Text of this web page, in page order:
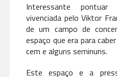
Interessante
vivenciada pelo Viktor
de um campo de
espaço que era para
cem e alguns seminuns.
Este espaço e a